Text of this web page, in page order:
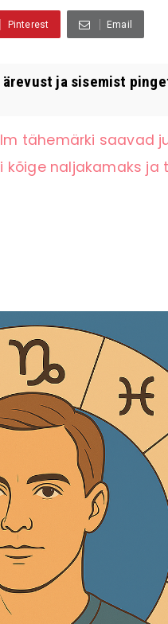
Pinterest Email
ja sisemist
tähemärki saavad
naljakamaks